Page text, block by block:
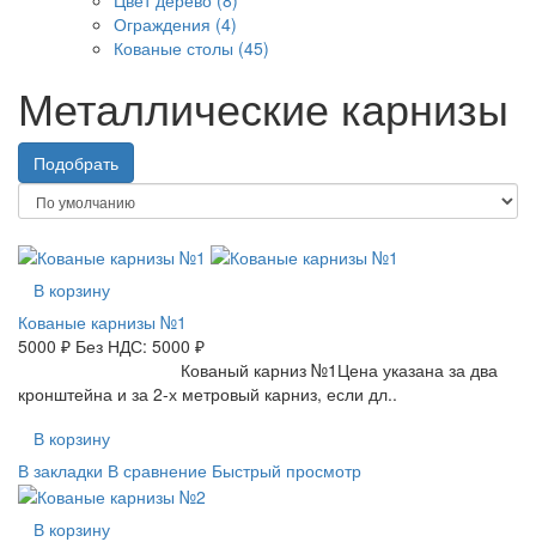
Ограждения (4)
Кованые столы (45)
Металлические карнизы
Подобрать
В корзину
Кованые карнизы №1
5000 ₽ Без НДС: 5000 ₽
Кованый карниз №1Цена указана за два
кронштейна и за 2-х метровый карниз, если дл..
В корзину
В закладки В сравнение Быстрый просмотр
В корзину